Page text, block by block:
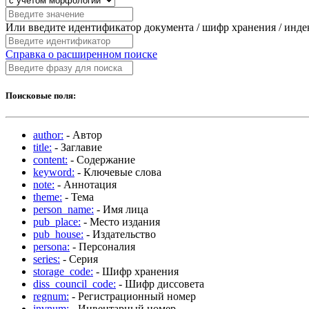
Или введите идентификатор документа / шифр хранения /
Справка о расширенном поиске
Поисковые поля:
author: - Автор
title: - Заглавие
content: - Содержание
keyword: - Ключевые слова
note: - Аннотация
theme: - Тема
person_name: - Имя лица
pub_place: - Место издания
pub_house: - Издательство
persona: - Персоналия
series: - Серия
storage_code: - Шифр хранения
diss_council_code: - Шифр диссовета
regnum: - Регистрационный номер